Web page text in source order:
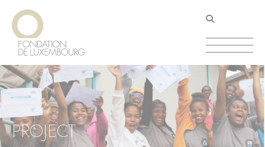
Aller
contenu
principal
PROJECT
Panneau de gestion des cookies